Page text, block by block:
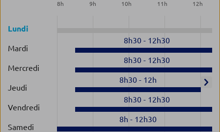
8h 9h 10h 11 h 12h
Lundi
Mardi
8h30- 12h30
Mercredi
8h30- 12h30
Jeudi
8h30- 12h
Vendredi
8h30- 12h30
Samedi
8h - 12h30